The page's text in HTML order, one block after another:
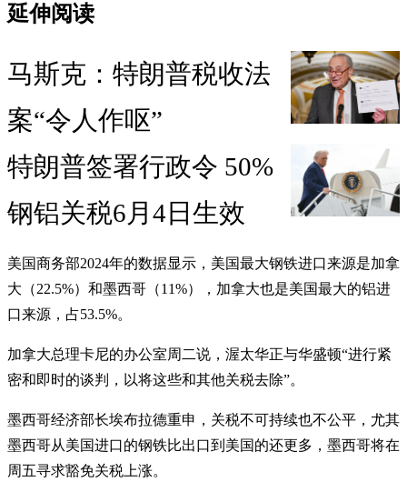
延伸阅读
马斯克：特朗普税收法
案“令人作呕”
特朗普签署行政令 50%
钢铝关税6月4日生效
美国商务部2024年的数据显示，美国最大钢铁进口来源是加拿
大（22.5%）和墨西哥（11%），加拿大也是美国最大的铝进
口来源，占53.5%。
加拿大总理卡尼的办公室周二说，渥太华正与华盛顿“进行紧
密和即时的谈判，以将这些和其他关税去除”。
墨西哥经济部长埃布拉德重申，关税不可持续也不公平，尤其
墨西哥从美国进口的钢铁比出口到美国的还更多，墨西哥将在
周五寻求豁免关税上涨。